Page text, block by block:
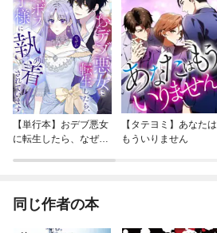
【単行本】おデブ悪女
に転生したら、なぜか
【タテヨミ】あなたは
もういりません
同じ作者の本